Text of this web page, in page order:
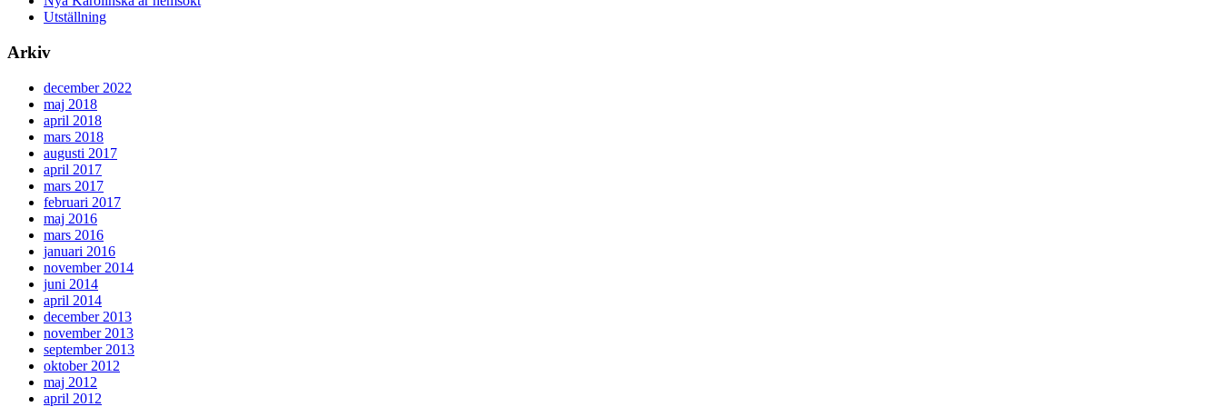
Utställning
Arkiv
december 2022
maj 2018
april 2018
mars 2018
augusti 2017
april 2017
mars 2017
februari 2017
maj 2016
mars 2016
januari 2016
november 2014
juni 2014
april 2014
december 2013
november 2013
september 2013
oktober 2012
maj 2012
april 2012